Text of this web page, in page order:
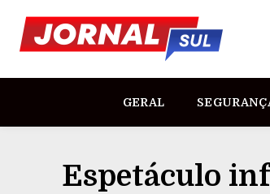
GERAL
Espetáculo